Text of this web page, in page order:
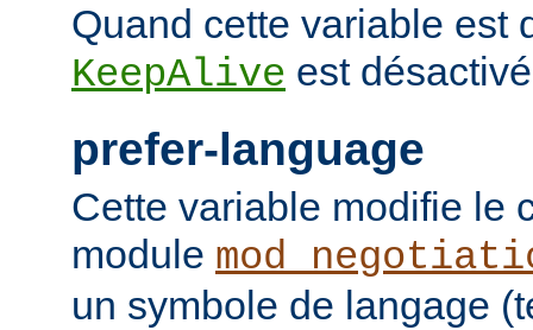
Quand cette variable est
KeepAlive est
prefer-language
Cette variable modifie le
module
un symbole de langage